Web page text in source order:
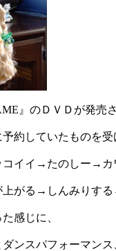
』のＤＶＤが発売
予約していたものを
コイイ→たのしー→
上がる→しんみりす
感じに、
ンスパフォーマンス